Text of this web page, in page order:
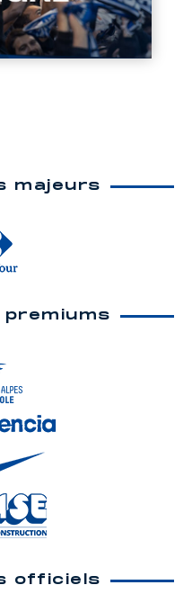
majeurs
officiels